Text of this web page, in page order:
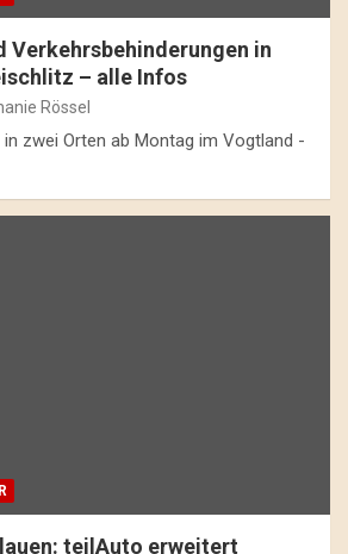
Verkehrsbehinderungen in
– alle Infos
Rössel
zwei Orten ab Montag im Vogtland -
teilAuto erweitert